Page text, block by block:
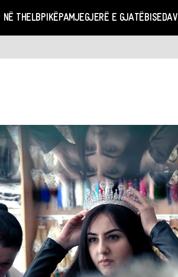
NË THELBPIKËPAMJEGJERË E GJATËBISEDA